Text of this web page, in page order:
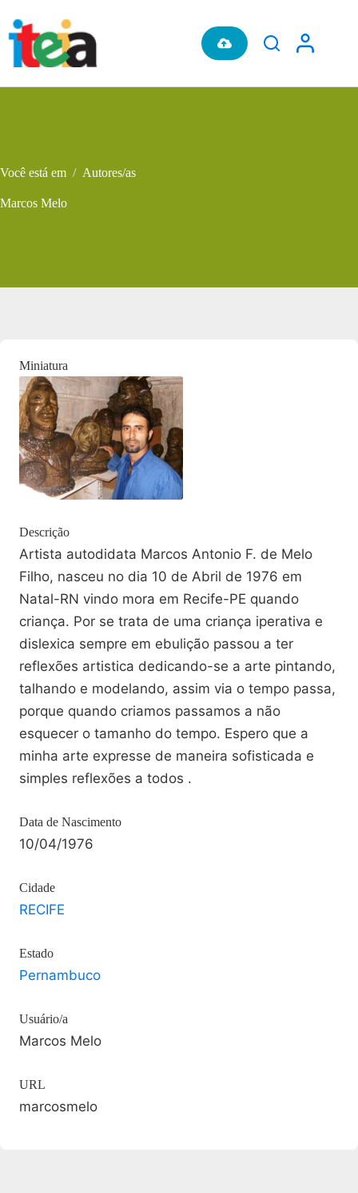
para
conteúdo
Você está em / Autores/as
Marcos Melo
Miniatura
Descrição
Artista autodidata Marcos Antonio F. de Melo
Filho, nasceu no dia 10 de Abril de 1976 em
Natal-RN vindo mora em Recife-PE quando
criança. Por se trata de uma criança iperativa e
dislexica sempre em ebulição passou a ter
reflexões artistica dedicando-se a arte pintando,
talhando e modelando, assim via o tempo passa,
porque quando criamos passamos a não
esquecer o tamanho do tempo. Espero que a
minha arte expresse de maneira sofisticada e
simples reflexões a todos .
Data de Nascimento
10/04/1976
Cidade
RECIFE
Estado
Pernambuco
Usuário/a
Marcos Melo
URL
marcosmelo